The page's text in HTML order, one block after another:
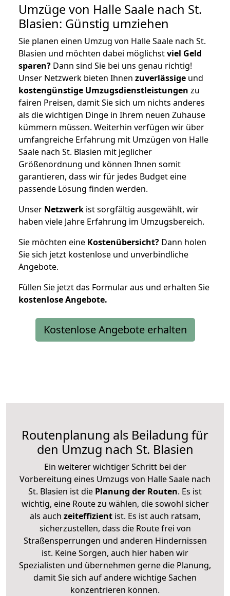
Umzüge von Halle Saale nach St.
Blasien: Günstig umziehen
Sie planen einen Umzug von Halle Saale nach St.
Blasien und möchten dabei möglichstviel Geld
sparen? Dann sind Sie bei uns genau richtig!
Unser Netzwerk bieten Ihnen zuverlässige und
kostengünstige Umzugsdienstleistungen zu
fairen Preisen, damit Sie sich um nichts anderes
als die wichtigen Dinge in Ihrem neuen Zuhause
kümmern müssen. Weiterhin verfügen wir über
umfangreiche Erfahrung mit Umzügen von Halle
Saale nach St. Blasien mit jeglicher
Größenordnung und können Ihnen somit
garantieren, dass wir für jedes Budget eine
passende Lösung finden werden.
Unser Netzwerk ist sorgfältig ausgewählt, wir
haben viele Jahre Erfahrung im Umzugsbereich.
Sie möchten eine Kostenübersicht? Dann holen
Sie sich jetzt kostenlose und unverbindliche
Angebote.
Füllen Sie jetzt das Formular aus und erhalten Sie
kostenloseAngebote.
Kostenlose Angebote erhalten
Routenplanung als Beiladung für
den Umzug nach St. Blasien
Ein weiterer wichtiger Schritt bei der
Vorbereitung eines Umzugs von Halle Saale nach
St. Blasien ist die Planung der Routen. Es ist
wichtig, eine Route zu wählen, die sowohl sicher
als auch zeiteffizientist. Es ist auch ratsam,
sicherzustellen, dass die Route frei von
Straßensperrungen und anderen Hindernissen
ist. Keine Sorgen, auch hier haben wir
Spezialisten und übernehmen gerne die Planung,
damit Sie sich auf andere wichtige Sachen
konzentrieren können.